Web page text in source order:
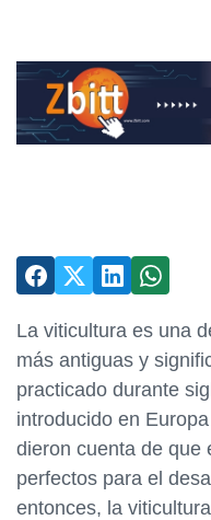
La viticultura es una
más antiguas y
practicado durante
introducido en
dieron cuenta de que
perfectos para el
entonces, la